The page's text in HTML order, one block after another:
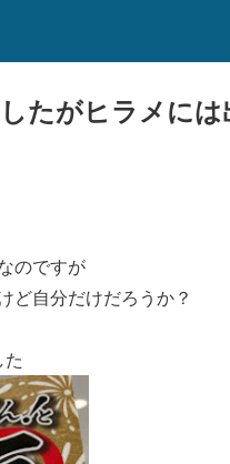
たがヒラメに
のですが
ど自分だけだろうか？